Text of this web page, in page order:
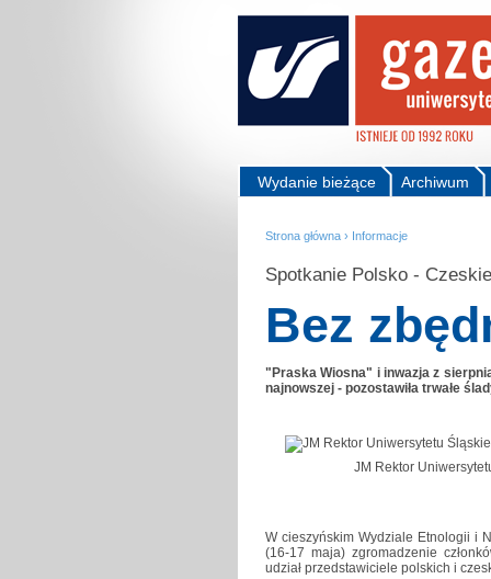
Archiwum
Wydanie bieżące
Strona główna › Informacje
Spotkanie Polsko -
Bez
"Praska Wiosna" i inwazja z
najnowszej - pozostawiła trwałe
JM Rektor
W cieszyńskim Wydziale Etnologii i
(16-17 maja) zgromadzenie
udział przedstawiciele polskich i